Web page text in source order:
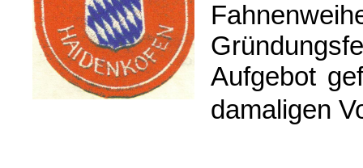
Aufgebot
damaligen